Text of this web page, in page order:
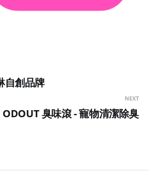
自創品牌
NEXT
ODOUT 臭味滾 - 寵物清潔除臭